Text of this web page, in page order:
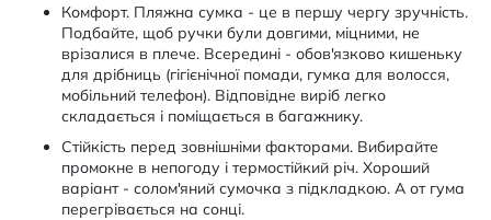
Комфорт. Пляжна сумка - це в першу чергу зручність.
Подбайте, щоб ручки були довгими, міцними, не
врізалися в плече. Всередині - обов'язково кишеньку
для дрібниць (гігієнічної помади, гумка для волосся,
мобільний телефон). Відповідне виріб легко
складається і поміщається в багажнику.
Стійкість перед зовнішніми факторами. Вибирайте
промокне в непогоду і термостійкий річ. Хороший
варіант - солом'яний сумочка з підкладкою. А от гума
перегрівається на сонці.